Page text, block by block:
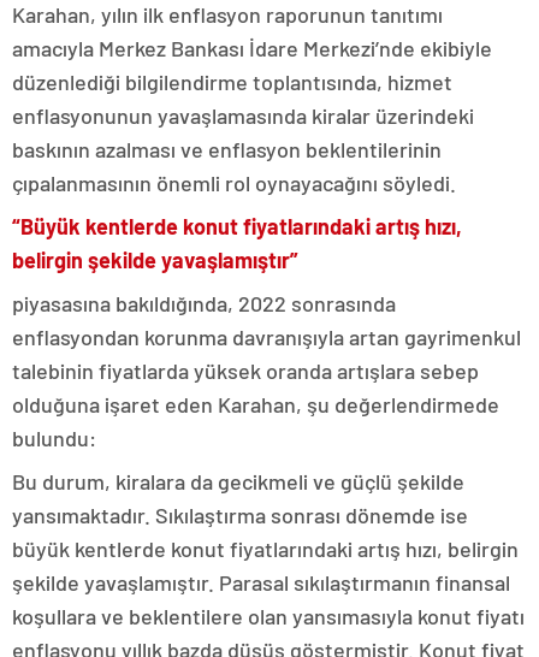
Karahan, yılın ilk enflasyon raporunun tanıtımı
amacıyla Merkez Bankası İdare Merkezi’nde ekibiyle
düzenlediği bilgilendirme toplantısında, hizmet
enflasyonunun yavaşlamasında kiralar üzerindeki
baskının azalması ve enflasyon beklentilerinin
çıpalanmasının önemli rol oynayacağını söyledi.
“Büyük kentlerde konut fiyatlarındaki artış hızı,
belirgin şekilde yavaşlamıştır”
piyasasına bakıldığında, 2022 sonrasında
enflasyondan korunma davranışıyla artan gayrimenkul
talebinin fiyatlarda yüksek oranda artışlara sebep
olduğuna işaret eden Karahan, şu değerlendirmede
bulundu:
Bu durum, kiralara da gecikmeli ve güçlü şekilde
yansımaktadır. Sıkılaştırma sonrası dönemde ise
büyük kentlerde konut fiyatlarındaki artış hızı, belirgin
şekilde yavaşlamıştır. Parasal sıkılaştırmanın finansal
koşullara ve beklentilere olan yansımasıyla konut fiyatı
enflasyonu yıllık bazda düşüş göstermiştir. Konut fiyat